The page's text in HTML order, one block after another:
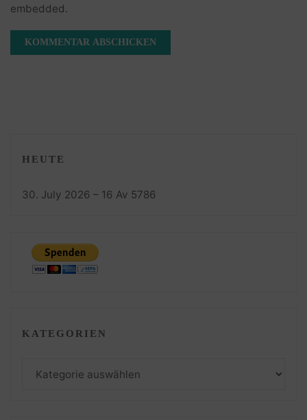
embedded.
HEUTE
30. July 2026 – 16 Av 5786
KATEGORIEN